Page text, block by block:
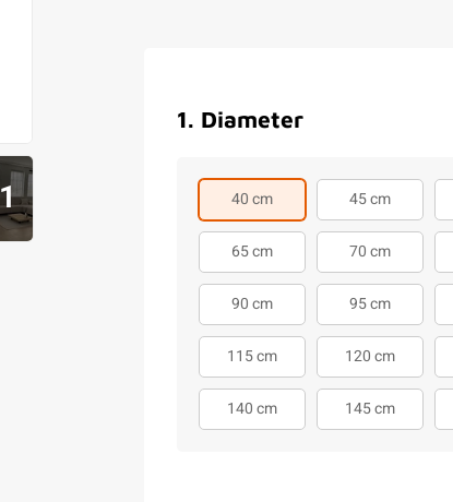
1. Diameter
40 cm 45 cm
65 cm 70 cm
90 cm 95 cm
115 cm 120 cm
140 cm 145 cm